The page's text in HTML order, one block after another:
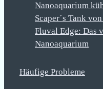
Nanoaquarium
Scaper´s Tank
Fluval Edge: Das
Nanoaquarium
Häufige Probleme